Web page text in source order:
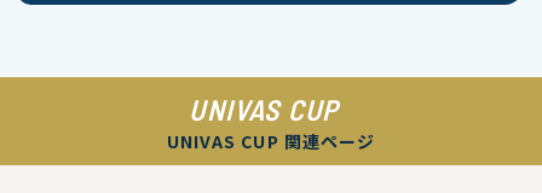
UNIVAS CUP
UNIVAS CUP 関連ページ